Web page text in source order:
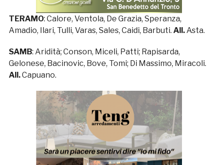
TERAMO: Calore, Ventola, De Grazia, Speranza,
Amadio, Ilari, Tulli, Varas, Sales, Caidi, Barbuti. All.Asta.
SAMB: Aridità; Conson, Miceli, Patti; Rapisarda,
Gelonese, Bacinovic, Bove, Tomi; Di Massimo, Miracoli.
All.Capuano.